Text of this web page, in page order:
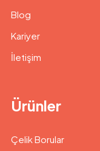
Blog
Kariyer
İletişim
Ürünler
Çelik Borular